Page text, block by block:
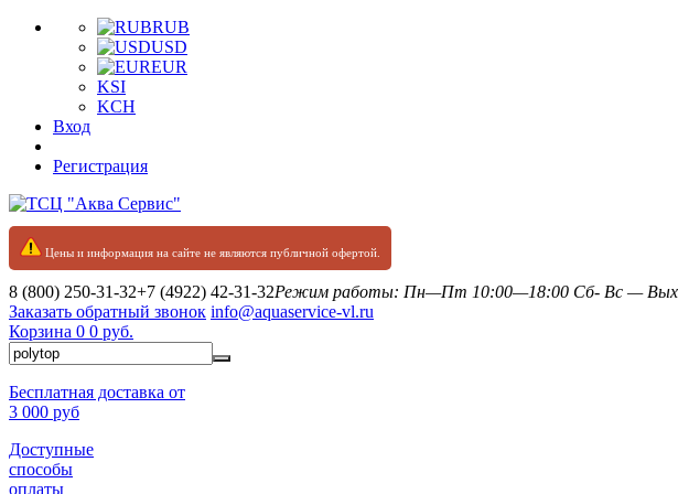
RUB
USD
EUR
KSI
KCH
Вход
Регистрация
Цены и информация на сайте не являются публичной офертой.
8 (800) 250-31-32+7 (4922) 42-31-32Режим работы: Пн—Пт 10:00—18:00 Сб- Вс —
Заказать обратный звонок info@aquaservice-vl.ru
Корзина 0 0 руб.
Бесплатная доставка от
3 000 руб
Доступные
способы
оплаты